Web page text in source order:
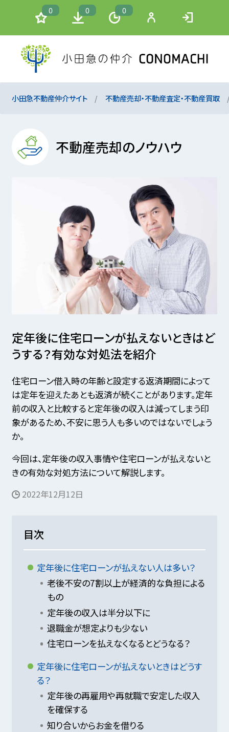
0 0 0
小田急不動産仲介サイト 不動産売却・不動産査定・不動産買取
不動産売却のノウハウ
定年後に住宅ローンが払えないときはど
うする？有効な対処法を紹介
住宅ローン借入時の年齢と設定する返済期間によって
は定年を迎えたあとも返済が続くことがあります。定年
前の収入と比較すると定年後の収入は減ってしまう印
象があるため、不安に思う人も多いのではないでしょう
か。
今回は、定年後の収入事情や住宅ローンが払えないと
きの有効な対処方法について解説します。
2022年12月12日
目次
定年後に住宅ローンが払えない人は多い？
老後不安の7割以上が経済的な負担による
もの
定年後の収入は半分以下に
退職金が想定よりも少ない
住宅ローンを払えなくなるとどうなる？
定年後に住宅ローンが払えないときはどうす
る？
定年後の再雇用や再就職で安定した収入
を確保する
知り合いからお金を借りる